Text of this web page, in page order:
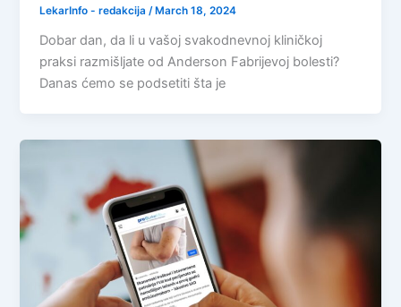
LekarInfo - redakcija/ March 18, 2024
Dobar dan, da li u vašoj svakodnevnoj kliničkoj
praksi razmišljate od Anderson Fabrijevoj bolesti?
Danas ćemo se podsetiti šta je